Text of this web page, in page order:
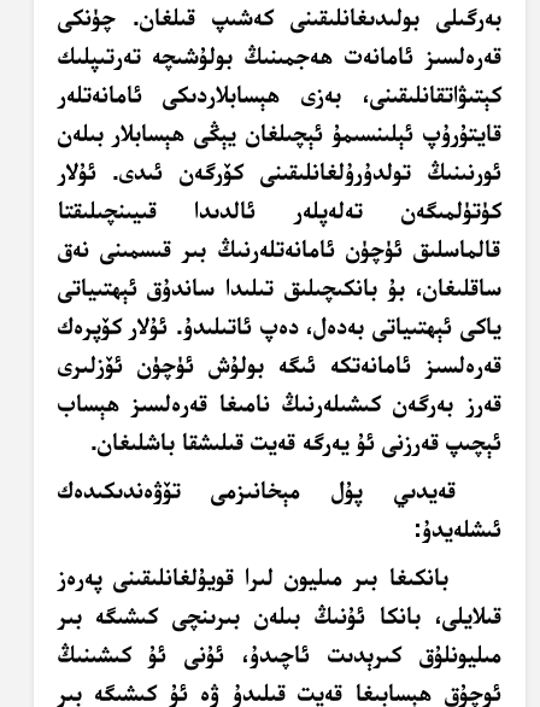
بەرگىلى بولىدىغانلىقىنى كەشىپ قىلغان. چۈنكى
قەرەلسىز ئامانەت ھەجمىنىڭ بولۇشىچە تەرتىپلىك
كېتىۋاتقانلىقىنى، بەزى ھېسابلاردىكى ئامانەتلەر
قايتۇرۇپ ئېلىنسىمۇ ئېچىلغان يېڭى ھېسابلار بىلەن
ئورنىنىڭ تولدۇرۇلغانلىقىنى كۆرگەن ئىدى. ئۇلار
كۈتۈلمىگەن تەلەپلەر ئالدىدا قىيىنچىلىقتا
قالماسلىق ئۈچۈن ئامانەتلەرنىڭ بىر قىسمىنى نەق
ساقلىغان، بۇ بانكىچىلىق تىلىدا ساندۇق ئېھتىياتى
ياكى ئېھتىياتى بەدەل، دەپ ئاتىلىدۇ. ئۇلار كۆپرەك
قەرەلسىز ئامانەتكە ئىگە بولۇش ئۈچۈن ئۆزلىرى
قەرز بەرگەن كىشىلەرنىڭ نامىغا قەرەلسىز ھېساب
ئېچىپ قەرزنى ئۇ يەرگە قەيت قىلىشقا باشلىغان.
قەيدىي پۇل مېخانىزمى تۆۋەندىكىدەك
ئىشلەيدۇ:
بانكىغا بىر مىليون لىرا قويۇلغانلىقىنى پەرەز
قىلايلى، بانكا ئۇنىڭ بىلەن بىرىنچى كىشىگە بىر
مىليونلۇقكىرېدىت ئاچىدۇ، ئۇنى ئۇ كىشىنىڭ
ئوچۇق ھېسابىغا قەيت قىلىدۇ ۋە ئۇ كىشىگە بىر